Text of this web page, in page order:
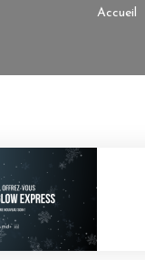
Accueil